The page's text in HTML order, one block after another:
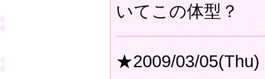
いてこの体型？
★2009/03/05(Thu)